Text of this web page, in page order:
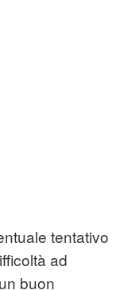
tentativo
ad
buon